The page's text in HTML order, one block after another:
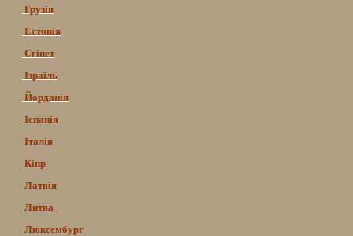
Грузія
Естонія
Єгіпет
Ізраїль
Йорданія
Іспанія
Італія
Кіпр
Латвія
Литва
Люксембург